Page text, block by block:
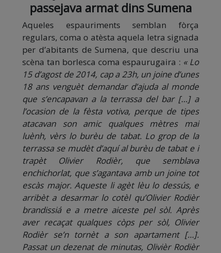
passejava armat dins Sumena
Aqueles espauriments semblan fòrça
regulars, coma o atèsta aquela letra signada
per d’abitants de Sumena, que descriu una
scèna tan borlesca coma espaurugaira : « Lo
15 d’agost de 2014, cap a 23h, un joine d’unes
18 ans venguèt demandar d’ajuda al monde
que s’encapavan a la terrassa del bar […] a
l’ocasion de la fèsta votiva, perque de tipes
atacavan son amic qualques mètres mai
luènh, vèrs lo burèu de tabat. Lo grop de la
terrassa se mudèt d’aquí al burèu de tabat e i
trapèt Olivier Rodièr, que semblava
enchichorlat, que s’agantava amb un joine tot
escàs major. Aqueste li agèt lèu lo dessús, e
arribèt a desarmar lo cotèl qu’Olivier Rodièr
brandissiá e a metre aiceste pel sòl. Après
aver recaçat qualques còps per sòl, Olivier
Rodièr se’n tornèt a son apartament […].
Passat un dezenat de minutas, Olivièr Rodièr